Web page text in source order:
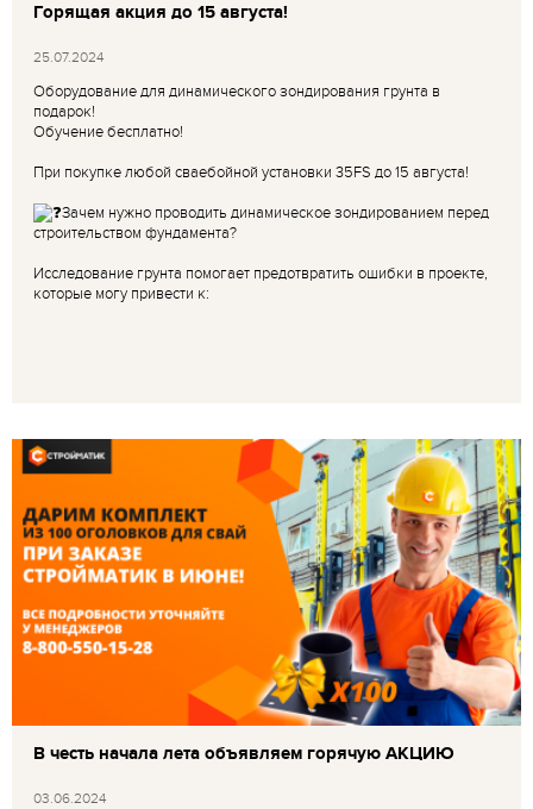
Горящая акция до 15 августа!
25.07.2024
Оборудование для динамического зондирования грунта в
подарок!
Обучение бесплатно!
При покупке любой сваебойной установки 35FS до 15 августа!
Зачем нужно проводить динамическое зондированием перед
строительством фундамента?
Исследование грунта помогает предотвратить ошибки в проекте,
которые могу привести к:
В честь начала лета объявляем горячую АКЦИЮ
03.06.2024